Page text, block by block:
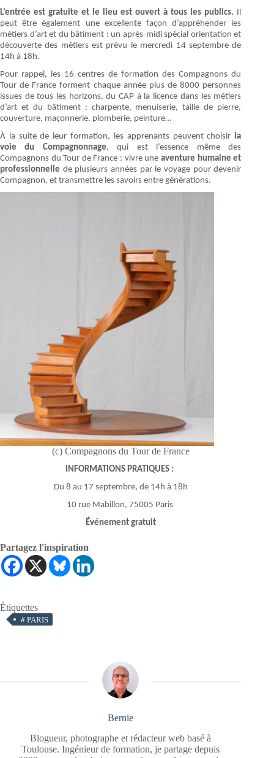
L’entrée est gratuite et le lieu est ouvert à tous les publics.
peut être également une excellente façon d’appréhender les
métiers d’art et du bâtiment : un après-midi spécial orientation et
découverte des métiers est prévu le mercredi 14 septembre de
14h à 18h.
Pour rappel, les 16 centres de formation des Compagnons du
Tour de France forment chaque année plus de 8000 personnes
issues de tous les horizons, du CAP à la licence dans les métiers
d’art et du bâtiment : charpente, menuiserie, taille de pierre,
couverture, maçonnerie, plomberie, peinture…
À la suite de leur formation, les apprenants peuvent choisir
la
voie du Compagnonnage, qui est l’essence même des
Compagnons du Tour de France : vivre une aventure humaine et
professionnelle de plusieurs années par le voyage pour devenir
Compagnon, et transmettre les savoirs entre générations.
(c) Compagnons du Tour de France
INFORMATIONS PRATIQUES :
Du 8 au 17 septembre, de 14h à 18h
10 rue Mabillon, 75005 Paris
Événement gratuit
Partagez l'inspiration
Étiquettes
# PARIS
Bernie
Blogueur, photographe et rédacteur web basé à
Toulouse. Ingénieur de formation, je partage depuis